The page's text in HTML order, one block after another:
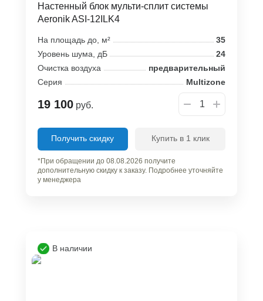
Настенный блок мульти-сплит системы
Aeronik ASI-12ILK4
На площадь до, м²
35
Уровень шума, дБ
24
Очистка воздуха
предварительный
Серия
Multizone
19 100 руб.
Получить скидку Купить в 1 клик
*При обращении до 08.08.2026 получите
дополнительную скидку к заказу. Подробнее уточняйте
у менеджера
В наличии